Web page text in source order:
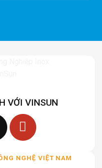
VỚI VINSUN
NGHỆ VIỆT NAM